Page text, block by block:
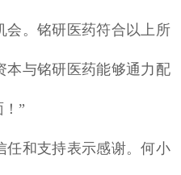
会。铭研医药符合以上所
本与铭研医药能够通力配
”
和支持表示感谢。何小